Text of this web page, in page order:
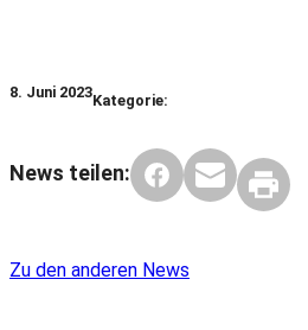
8. Juni 2023Kategorie:
News teilen:
Zu den anderen News